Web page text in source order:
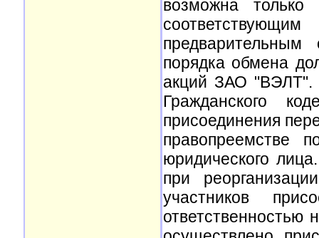
возможна
порядка обмена
акций ЗАО "ВЭЛТ".
Гражданского
присоединения
правопреемстве
юридического
при
участников
ответственностью